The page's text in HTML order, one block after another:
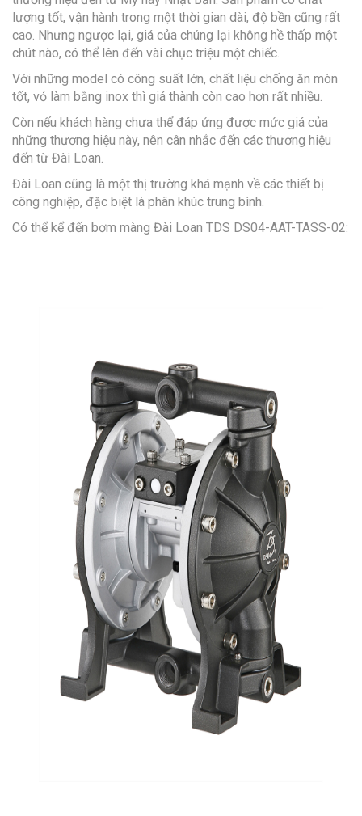
lượng tốt, vận hành trong một thời gian dài, độ bền cũng rất
cao. Nhưng ngược lại, giá của chúng lại không hề thấp một
chút nào, có thể lên đến vài chục triệu một chiếc.
Với những model có công suất lớn, chất liệu chống ăn mòn
tốt, vỏ làm bằng inox thì giá thành còn cao hơn rất nhiều.
Còn nếu khách hàng chưa thể đáp ứng được mức giá của
những thương hiệu này, nên cân nhắc đến các thương hiệu
đến từ Đài Loan.
Đài Loan cũng là một thị trường khá mạnh về các thiết bị
công nghiệp, đặc biệt là phân khúc trung bình.
Có thể kể đến bơm màng Đài Loan TDS DS04-AAT-TASS-02: